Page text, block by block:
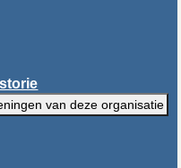
van deze organisatie